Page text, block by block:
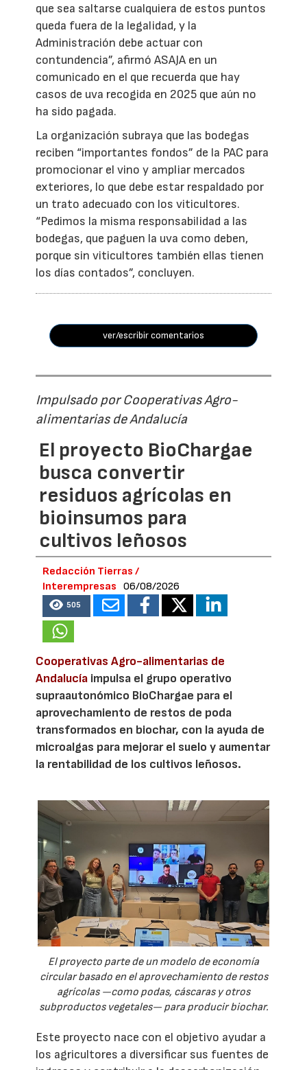
que sea saltarse cualquiera de estos puntos
queda fuera de la legalidad, y la
Administración debe actuar con
contundencia”, afirmó ASAJA en un
comunicado en el que recuerda que hay
casos de uva recogida en 2025 que aún no
ha sido pagada.
La organización subraya que las bodegas
reciben “importantes fondos” de la PAC para
promocionar el vino y ampliar mercados
exteriores, lo que debe estar respaldado por
un trato adecuado con los viticultores.
“Pedimos la misma responsabilidad a las
bodegas, que paguen la uva como deben,
porque sin viticultores también ellas tienen
los días contados”, concluyen.
ver/escribir comentarios
Impulsado por Cooperativas Agro-
alimentarias de Andalucía
El proyecto BioChargae
busca convertir
residuos agrícolas en
bioinsumos para
cultivos leñosos
Redacción Tierras /
Interempresas
06/08/2026
505
Cooperativas Agro-alimentarias de
Andalucía impulsa el grupo operativo
supraautonómico BioChargae para el
aprovechamiento de restos de poda
transformados en biochar, con la ayuda de
microalgas para mejorar el suelo y aumentar
la rentabilidad de los cultivos leñosos.
El proyecto parte de un modelo de economía
circular basado en el aprovechamiento de restos
agrícolas —como podas, cáscaras y otros
subproductos vegetales— para producir biochar.
Este proyecto nace con el objetivo ayudar a
los agricultores a diversificar sus fuentes de